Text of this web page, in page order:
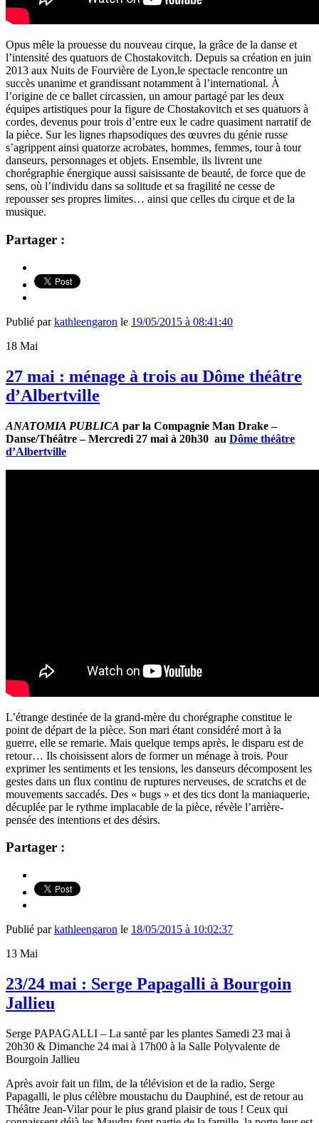
Opus mêle la prouesse du nouveau cirque, la grâce de la danse et
l’intensité des quatuors de Chostakovitch. Depuis sa création en juin
2013 aux Nuits de Fourvière de Lyon,le spectacle rencontre un
succès unanime et grandissant notamment à l’international. À
l’origine de ce ballet circassien, un amour partagé par les deux
équipes artistiques pour la figure de Chostakovitch et ses quatuors à
cordes, devenus pour trois d’entre eux le cadre quasiment narratif de
la pièce. Sur les lignes rhapsodiques des œuvres du génie russe
s’agrippent ainsi quatorze acrobates, hommes, femmes, tour à tour
danseurs, personnages et objets. Ensemble, ils livrent une
chorégraphie énergique aussi saisissante de beauté, de force que de
sens, où l’individu dans sa solitude et sa fragilité ne cesse de
repousser ses propres limites… ainsi que celles du cirque et de la
musique.
Partager :
Publié parkathleengaron le 19/05/2015 à 08:41:40
18 Mai
27 mai : ménage à trois au Dôme théâtre
d’Albertville
ANATOMIA PUBLICA par la Compagnie Man Drake –
Danse/Théâtre – Mercredi 27 mai à 20h30 au Dôme théâtre
d’Albertville
L’étrange destinée de la grand-mère du chorégraphe constitue le
point de départ de la pièce. Son mari étant considéré mort à la
guerre, elle se remarie. Mais quelque temps après, le disparu est de
retour… Ils choisissent alors de former un ménage à trois. Pour
exprimer les sentiments et les tensions, les danseurs décomposent les
gestes dans un flux continu de ruptures nerveuses, de scratchs et de
mouvements saccadés. Des « bugs » et des tics dont la maniaquerie,
décuplée par le rythme implacable de la pièce, révèle l’arrière-
pensée des intentions et des désirs.
Partager :
Publié parkathleengaron le 18/05/2015 à 10:02:37
13 Mai
23/24 mai : Serge Papagalli à Bourgoin
Jallieu
Serge PAPAGALLI – La santé par les plantes Samedi 23 mai à
20h30 & Dimanche 24 mai à 17h00 à la Salle Polyvalente de
Bourgoin Jallieu
Après avoir fait un film, de la télévision et de la radio, Serge
Papagalli, le plus célèbre moustachu du Dauphiné, est de retour au
Théâtre Jean-Vilar pour le plus grand plaisir de tous ! Ceux qui